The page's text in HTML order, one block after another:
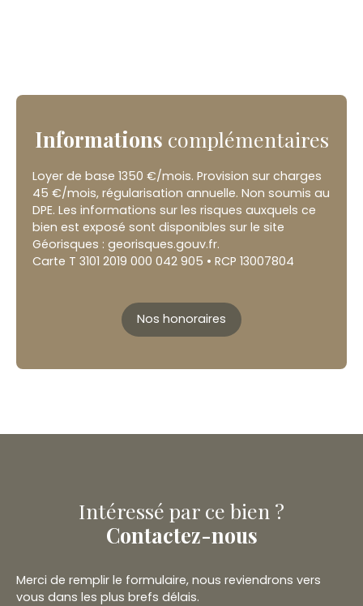
Informations complémentaires
Loyer de base 1350 €/mois. Provision sur charges
45 €/mois, régularisation annuelle. Non soumis au
DPE. Les informations sur les risques auxquels ce
bien est exposé sont disponibles sur le site
Géorisques : georisques.gouv.fr.
Carte T 3101 2019 000 042 905 • RCP 13007804
Nos honoraires
Intéressé par ce bien ?
Contactez-nous
Merci de remplir le formulaire, nous reviendrons vers
vous dans les plus brefs délais.